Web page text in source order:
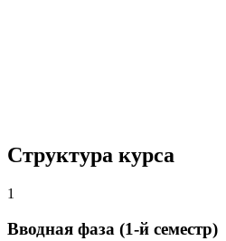
Структура курса
1
Вводная фаза (1-й семестр)